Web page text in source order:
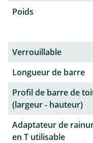
Poids
Verrouillable
Longueur de barre
Profil de barre de
(largeur - hauteur)
Adaptateur de
en T utilisable